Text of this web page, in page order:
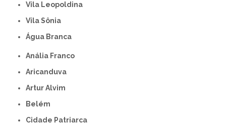
Vila Leopoldina
Vila Sônia
Água Branca
Anália Franco
Aricanduva
Artur Alvim
Belém
Cidade Patriarca